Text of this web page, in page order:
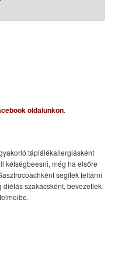
oldalunkon.
táplálékallergiásként
kétségbeesni, még ha elsőre
segítek feltárni
szakácsként, bevezetlek